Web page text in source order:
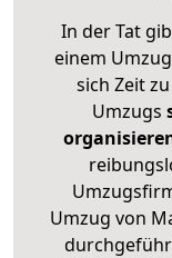
In der Tat
einem
sich Zeit
Umzugs
Umzug von